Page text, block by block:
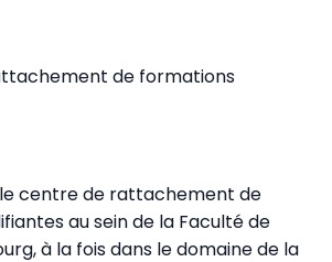
de formations
le centre de rattachement de
au sein de la Faculté de
à la fois dans le domaine de la